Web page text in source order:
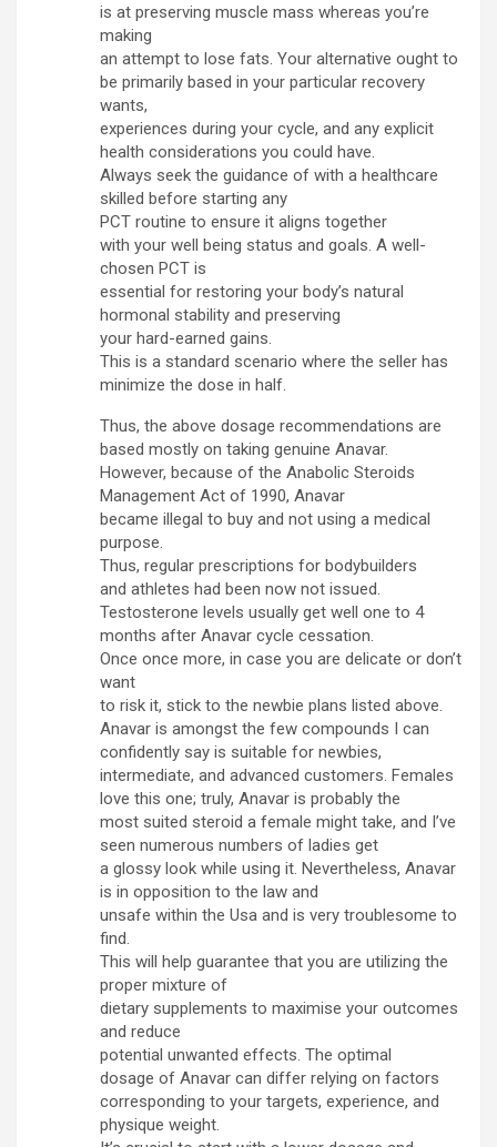
is at preserving muscle mass whereas you’re
making
an attempt to lose fats. Your alternative ought to
be primarily based in your particular recovery
wants,
experiences during your cycle, and any explicit
health considerations you could have.
Always seek the guidance of with a healthcare
skilled before starting any
PCT routine to ensure it aligns together
with your well being status and goals. A well-
chosen PCT is
essential for restoring your body’s natural
hormonal stability and preserving
your hard-earned gains.
This is a standard scenario where the seller has
minimize the dose in half.
Thus, the above dosage recommendations are
based mostly on taking genuine Anavar.
However, because of the Anabolic Steroids
Management Act of 1990, Anavar
became illegal to buy and not using a medical
purpose.
Thus, regular prescriptions for bodybuilders
and athletes had been now not issued.
Testosterone levels usually get well one to 4
months after Anavar cycle cessation.
Once once more, in case you are delicate or don’t
want
to risk it, stick to the newbie plans listed above.
Anavar is amongst the few compounds I can
confidently say is suitable for newbies,
intermediate, and advanced customers. Females
love this one; truly, Anavar is probably the
most suited steroid a female might take, and I’ve
seen numerous numbers of ladies get
a glossy look while using it. Nevertheless, Anavar
is in opposition to the law and
unsafe within the Usa and is very troublesome to
find.
This will help guarantee that you are utilizing the
proper mixture of
dietary supplements to maximise your outcomes
and reduce
potential unwanted effects. The optimal
dosage of Anavar can differ relying on factors
corresponding to your targets, experience, and
physique weight.